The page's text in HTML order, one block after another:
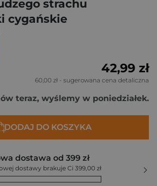
strachu
cygańskie
42,99 zł
60,00 zł - sugerowana cena detaliczna
teraz, wyślemy w poniedziałek.
DODAJ DO KOSZYKA
dostawa od 399 zł
dostawy brakuje Ci 399,00 zł